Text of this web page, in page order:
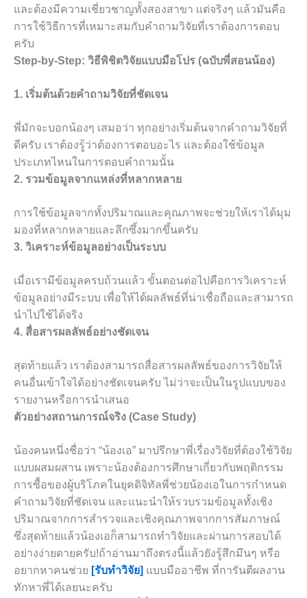
และต้องมีความเชี่ยวชาญทั้งสองสาขา แต่จริงๆ แล้วมันคือ
การใช้วิธีการที่เหมาะสมกับคำถามวิจัยที่เราต้องการตอบ
ครับ
Step-by-Step: วิธีพิชิตวิจัยแบบมือโปร (ฉบับพี่สอนน้อง)
1. เริ่มต้นด้วยคำถามวิจัยที่ชัดเจน
พี่มักจะบอกน้องๆ เสมอว่า ทุกอย่างเริ่มต้นจากคำถามวิจัยที่
ดีครับ เราต้องรู้ว่าต้องการตอบอะไร และต้องใช้ข้อมูล
ประเภทไหนในการตอบคำถามนั้น
2. รวมข้อมูลจากแหล่งที่หลากหลาย
การใช้ข้อมูลจากทั้งปริมาณและคุณภาพจะช่วยให้เราได้มุม
มองที่หลากหลายและลึกซึ้งมากขึ้นครับ
3. วิเคราะห์ข้อมูลอย่างเป็นระบบ
เมื่อเรามีข้อมูลครบถ้วนแล้ว ขั้นตอนต่อไปคือการวิเคราะห์
ข้อมูลอย่างมีระบบ เพื่อให้ได้ผลลัพธ์ที่น่าเชื่อถือและสามารถ
นำไปใช้ได้จริง
4. สื่อสารผลลัพธ์อย่างชัดเจน
สุดท้ายแล้ว เราต้องสามารถสื่อสารผลลัพธ์ของการวิจัยให้
คนอื่นเข้าใจได้อย่างชัดเจนครับ ไม่ว่าจะเป็นในรูปแบบของ
รายงานหรือการนำเสนอ
ตัวอย่างสถานการณ์จริง (Case Study)
น้องคนหนึ่งชื่อว่า “น้องเอ” มาปรึกษาพี่เรื่องวิจัยที่ต้องใช้วิจัย
แบบผสมผสาน เพราะน้องต้องการศึกษาเกี่ยวกับพฤติกรรม
การซื้อของผู้บริโภคในยุคดิจิทัลพี่ช่วยน้องเอในการกำหนด
คำถามวิจัยที่ชัดเจน และแนะนำให้รวบรวมข้อมูลทั้งเชิง
ปริมาณจากการสำรวจและเชิงคุณภาพจากการสัมภาษณ์
ซึ่งสุดท้ายแล้วน้องเอก็สามารถทำวิจัยและผ่านการสอบได้
อย่างง่ายดายครับ!ถ้าอ่านมาถึงตรงนี้แล้วยังรู้สึกมึนๆ หรือ
อยากหาคนช่วย [รับทำวิจัย] แบบมืออาชีพ ที่การันตีผลงาน
ทักหาพี่ได้เลยนะครับ